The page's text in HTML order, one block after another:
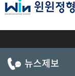
뉴스제보